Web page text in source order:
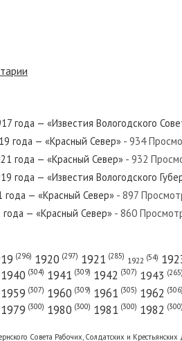
года — «Красный Север»
года — «Красный Север»
года — «Красный Север»
года — «Известия Вологодского
года — «Красный Север» - 934
года — «Красный Север» - 932
года — «Известия Вологодского
— «Красный Север» - 897
— «Красный Север» - 860
(296) 1920 (297) 1921 (285) 1922 (54)
1940 (304) 1941 (309) 1942 (307) 1943 (265)
1959 (307) 1960 (309) 1961 (305) 1962 (306)
1979 (300) 1980 (300) 1981 (300) 1982 (300)
Совета Рабочих, Солдатских и Крестьянских